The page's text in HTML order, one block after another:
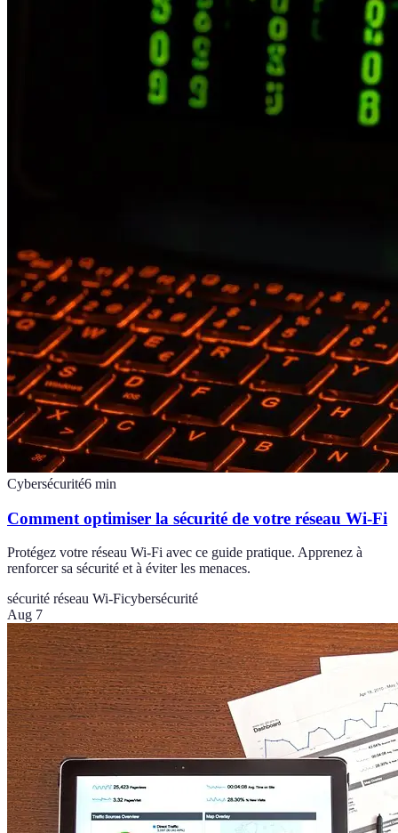
Cybersécurité6 min
Comment optimiser la sécurité de votre réseau Wi-Fi
Protégez votre réseau Wi-Fi avec ce guide pratique. Apprenez à
renforcer sa sécurité et à éviter les menaces.
sécurité réseau Wi-Ficybersécurité
Aug 7